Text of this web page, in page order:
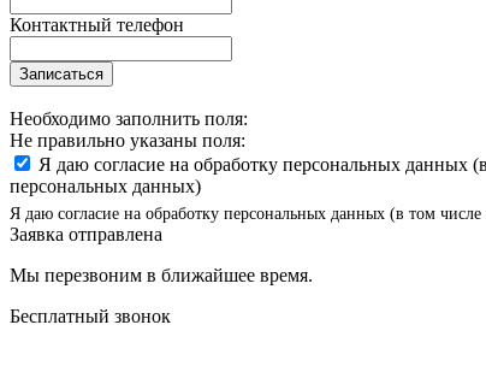
Контактный телефон
Записаться
Необходимо заполнить поля:
Не правильно указаны поля:
Я даю согласие на обработку персональных данных
персональных данных)
Я даю согласие на обработку персональных данных (в том
Заявка отправлена
Мы перезвоним в ближайшее время.
Бесплатный звонок